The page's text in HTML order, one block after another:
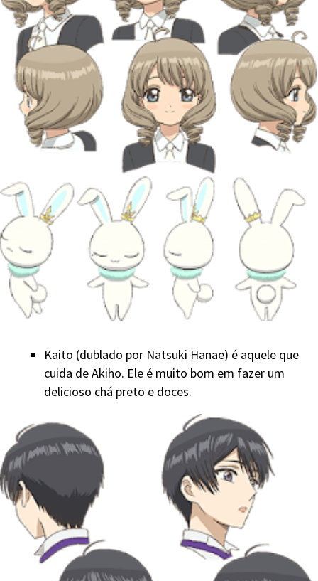
Kaito (dublado por Natsuki Hanae) é aquele que
cuida de Akiho. Ele é muito bom em fazer um
delicioso chá preto e doces.